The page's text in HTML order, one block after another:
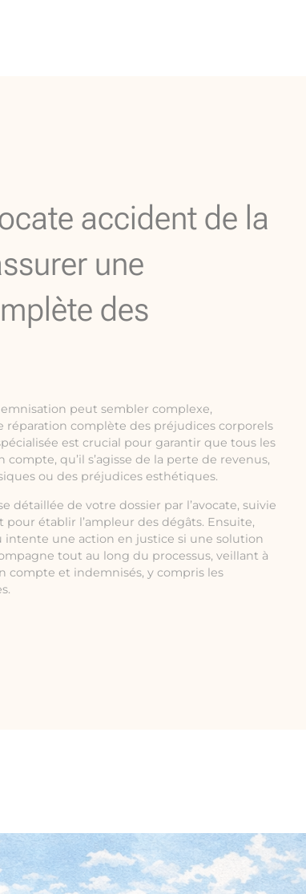
accident de la
une
des
peut sembler complexe,
réparation complète des préjudices corporels
est crucial pour garantir que tous les
qu’il s’agisse de la perte de revenus,
ou des préjudices esthétiques.
détaillée de votre dossier par l’avocate, suivie
établir l’ampleur des dégâts. Ensuite,
intente une action en justice si une solution
tout au long du processus, veillant à
compte et indemnisés, y compris les